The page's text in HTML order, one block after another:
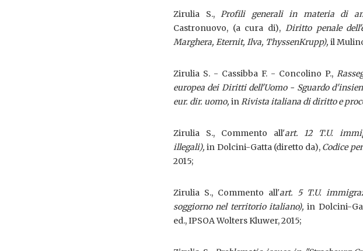
Zirulia S.,Profili generali in materia di
Castronuovo, (a cura di), Diritto penale
Marghera, Eternit, Ilva, ThyssenKrupp), il
Zirulia S. - Cassibba F. - Concolino P.,
europea dei Diritti dell'Uomo - Sguardo
eur. dir. uomo, inRivista italiana di diritto e
Zirulia S., Commento all'art. 12 T.U.
illegali),in Dolcini-Gatta (diretto da), Codice
2015;
Zirulia S., Commento all'art. 5 T.U.
soggiorno nel territorio italiano),in Dolcini-
ed., IPSOA Wolters Kluwer, 2015;